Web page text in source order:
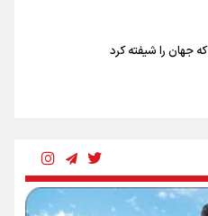
جهان را شیفته کرد
برای شنیدن صدای رئیس‌جمهوری